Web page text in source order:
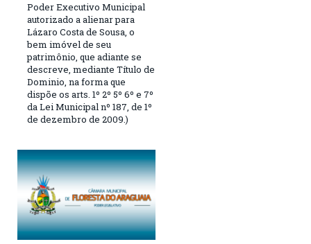
Poder Executivo Municipal
autorizado a alienar para
Lázaro Costa de Sousa, o
bem imóvel de seu
patrimônio, que adiante se
descreve, mediante Título de
Dominio, na forma que
dispõe os arts. 1º 2º 5º 6º e 7º
da Lei Municipal nº 187, de 1º
de dezembro de 2009.)